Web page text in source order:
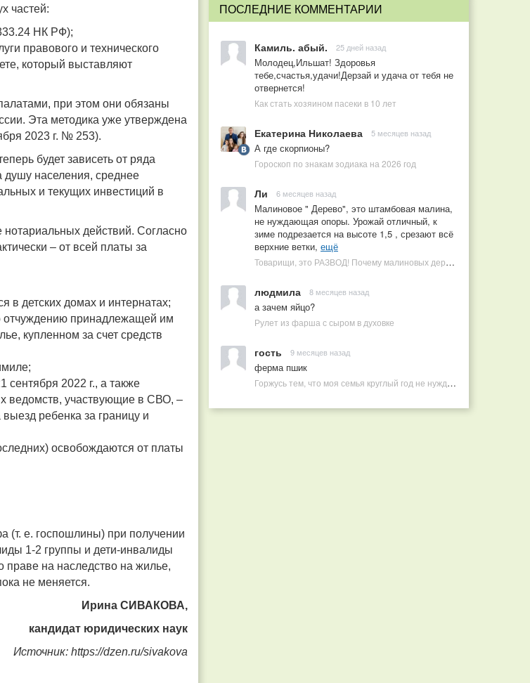
частей:
НК РФ);
правового и технического
который выставляют
при этом они обязаны
Эта методика уже утверждена
2023 г. № 253).
будет зависеть от ряда
душу населения, среднее
и текущих инвестиций в
нотариальных действий. Согласно
– от всей платы за
в детских домах и интернатах;
отчуждению принадлежащей им
купленном за счет средств
2022 г., а также
ведомств, участвующие в СВО, –
ребенка за границу и
освобождаются от платы
(т. е. госпошлины) при получении
1-2 группы и дети-инвалиды
праве на наследство на жилье,
не меняется.
Ирина СИВАКОВА,
кандидат юридических наук
Источник: https://dzen.ru/sivakova
ПОСЛЕДНИЕ КОММЕНТАРИИ
Камиль. абый. 25 дней назад
Молодец,Ильшат! Здоровья
тебе,счастья,удачи!Дерзай и удача от тебя не
отвернется!
Как стать хозяином пасеки в 10 лет
Екатерина Николаева 5 месяцев назад
А где скорпионы?
Гороскоп по знакам зодиака на 2026 год
Ли 6 месяцев назад
Малиновое " Дерево", это штамбовая малина,
не нуждающая опоры. Урожай отличный, к
зиме подрезается на высоте 1,5 , срезают всё
верхние ветки, ещё
Товарищи, это РАЗВОД! Почему малиновых деревьев не бывает, или Как ушлые продавцы наживаются на мечтах садоводов
людмила 8 месяцев назад
а зачем яйцо?
Рулет из фарша с сыром в духовке
гость 9 месяцев назад
ферма пшик
Горжусь тем, что моя семья круглый год не нуждается в покупных витаминах